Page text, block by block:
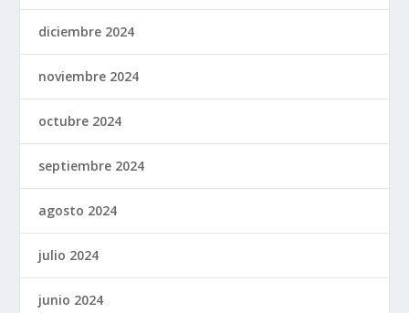
diciembre 2024
noviembre 2024
octubre 2024
septiembre 2024
agosto 2024
julio 2024
junio 2024